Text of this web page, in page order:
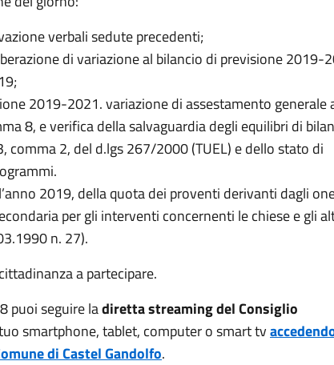
verbali sedute precedenti;
di variazione al bilancio di previsione 2019-
2019-2021. variazione di assestamento generale
8, e verifica della salvaguardia degli equilibri di
comma 2, del d.lgs 267/2000 (TUEL) e dello stato di
2019, della quota dei proventi derivanti dagli
per gli interventi concernenti le chiese e gli
n. 27).
a partecipare.
puoi seguire ladiretta streaming del Consiglio
smartphone, tablet, computer o smart tv
di Castel Gandolfo.